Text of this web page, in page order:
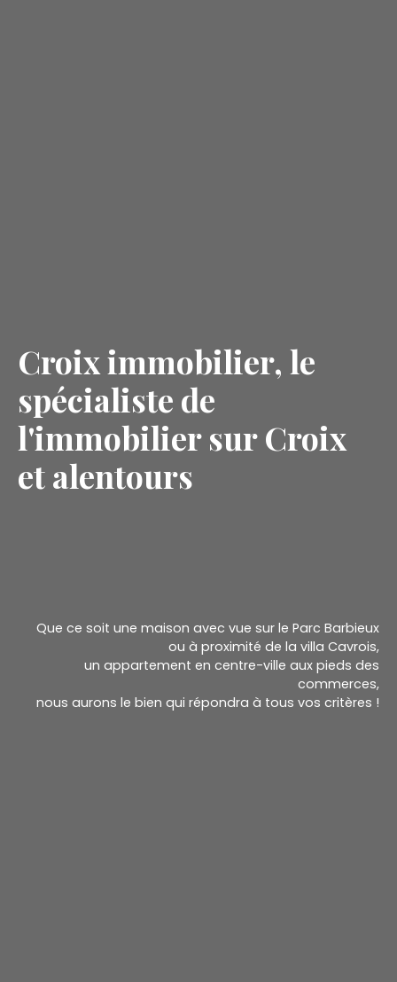
Croix immobilier, le
spécialiste de
l'immobilier sur Croix
et alentours
Que ce soit une maison avec vue sur le Parc Barbieux
ou à proximité de la villa Cavrois,
un appartement en centre-ville aux pieds des
commerces,
nous aurons le bien qui répondra à tous vos critères !